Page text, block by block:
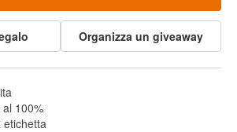
Organizza un giveaway
100%
etichetta